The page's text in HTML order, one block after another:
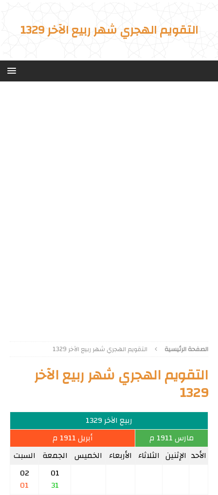
التقويم الهجري شهر ربيع الآخر 1329
الصفحة الرئيسية التقويم الهجري شهر ربيع الآخر 1329
التقويم الهجري شهر ربيع الآخر
1329
ربيع الآخر 1329
مارس 1911 م
أبريل 1911 م
الأحد الإثنين الثلاثاء الأربعاء الخميس الجمعة السبت
01
31
02
01